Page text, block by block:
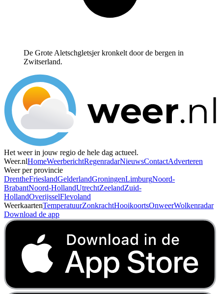
De Grote Aletschgletsjer kronkelt door de bergen in
Zwitserland.
Het weer in jouw regio de hele dag actueel.
Weer.nlHomeWeerberichtRegenradarNieuwsContactAdverteren
Weer per provincie
DrentheFrieslandGelderlandGroningenLimburgNoord-
BrabantNoord-HollandUtrechtZeelandZuid-
HollandOverijsselFlevoland
WeerkaartenTemperatuurZonkrachtHooikoortsOnweerWolkenradar
Download de app